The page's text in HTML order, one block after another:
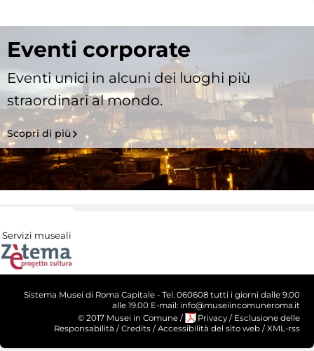
Eventi corporate
Eventi unici in alcuni dei luoghi più
straordinari al mondo.
Scopri di più
Servizi museali
Sistema Musei di Roma Capitale - Tel. 060608 tutti i giorni dalle 9.00
alle 19.00 E-mail: info@museiincomuneroma.it
© 2017 Musei in Comune / Privacy / Esclusione delle
Responsabilità / Credits / Accessibilità del sito web / XML-rss